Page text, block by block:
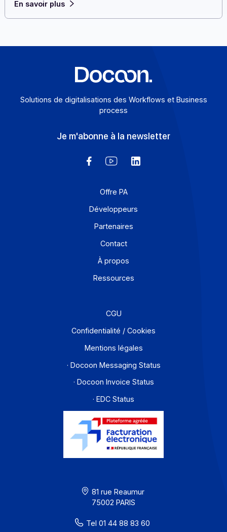
ses clients, c’est dans notre ADN. C’est pourquoi nous
accompagnons nos […]
En savoir plus
process
Je m'abonne à la newsletter
Contact
À propos
Ressources
Confidentialité / Cookies
Mentions légales
· Docoon Messaging Status